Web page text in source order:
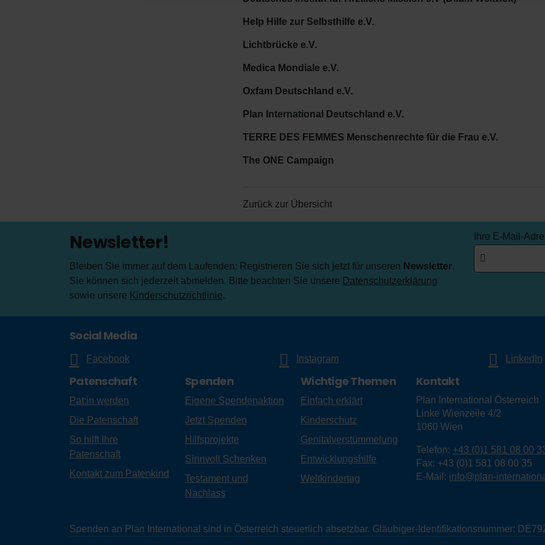
Help Hilfe zur Selbsthilfe e.V.
Lichtbrücke e.V.
Medica Mondiale e.V.
Oxfam Deutschland e.V.
Plan International Deutschland e.V.
TERRE DES FEMMES Menschenrechte für die Frau e.V.
The ONE Campaign
Zurück zur Übersicht
Newsletter!
Bleiben Sie immer auf dem Laufenden: Registrieren Sie sich jetzt für unseren Newsletter.
Sie können sich jederzeit abmelden. Bitte beachten Sie unsere Datenschutzerklärung
sowie unsere Kinderschutzrichtlinie.
Ihre E-Mail-
Social Media
Facebook Instagram LinkedIn
Patenschaft
Pat:in werden
Die Patenschaft
So hilft Ihre
Patenschaft
Kontakt zum Patenkind
Spenden
Eigene Spendenaktion
Jetzt Spenden
Hilfsprojekte
Sinnvoll Schenken
Testament und
Nachlass
Wichtige Themen
Einfach erklärt
Kinderschutz
Genitalverstümmelung
Entwicklungshilfe
Weltkindertag
Kontakt
Plan International Österreich
Linke Wienzeile 4/2
1060 Wien
Telefon: +43 (0)1 581 08 00
Fax: +43 (0)1 581 08 00 35
E-Mail: info@plan-
Spenden an Plan International sind in Österreich steuerlich absetzbar. Gläubiger-Identifikationsnummer: